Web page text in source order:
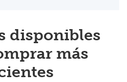
disponibles
más